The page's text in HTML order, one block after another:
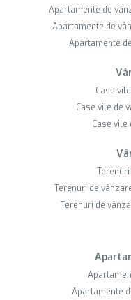
Apartamente de
Apartamente de
Apartamente
Case
Case vile de
Case
Terenuri de
Terenuri de
Apartamente